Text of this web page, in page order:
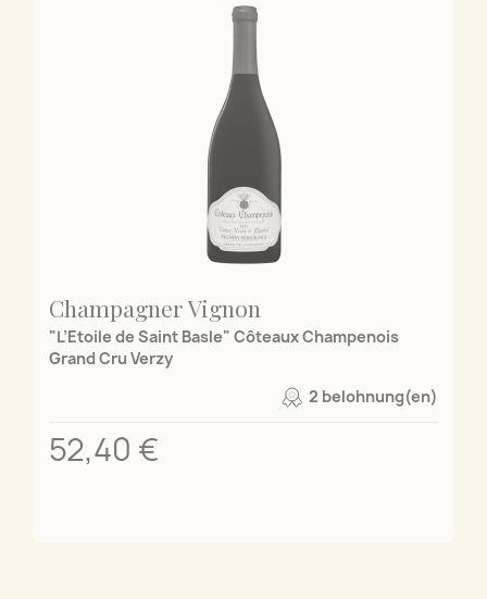
Champagner Vignon
"L’Etoile de Saint Basle" Côteaux Champenois
Grand Cru Verzy
2 belohnung(en)
52,40 €